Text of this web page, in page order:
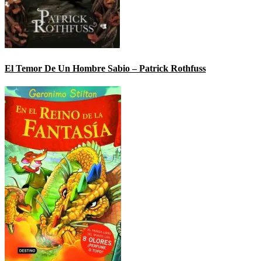
El Temor De Un Hombre Sabio – Patrick Rothfuss